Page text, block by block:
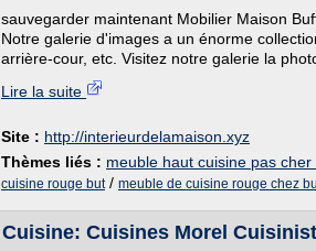
sauvegarder maintenant Mobilier Maison
Notre galerie d'images a un énorme
arrière-cour, etc. Visitez notre galerie la
Lire la suite
Site : http://interieurdelamaison.xyz
Thèmes liés : meuble haut cuisine pas cher
cuisine rouge but/ meuble de cuisine rouge chez
Cuisine: Cuisines Morel